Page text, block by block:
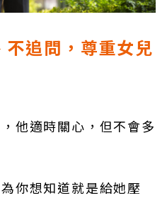
追問，尊重女兒
他適時關心，但不會多
你想知道就是給她壓